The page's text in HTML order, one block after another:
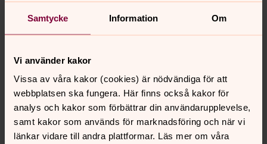
Samtycke Information Om
Vi använder kakor
Vissa av våra kakor (cookies) är nödvändiga för att
webbplatsen ska fungera. Här finns också kakor för
analys och kakor som förbättrar din användarupplevelse,
samt kakor som används för marknadsföring och när vi
länkar vidare till andra plattformar. Läs mer om våra
Synpunkter eller frågor på sidans
innehåll?
kungsor.forsamling@svenskakyrkan.se
Dela